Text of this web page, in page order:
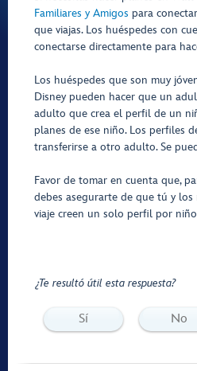
Familiares y Amigos para
que viajas. Los huéspedes con
conectarse directamente para
Los huéspedes que son muy
Disney pueden hacer que un
adulto que crea el perfil de un
planes de ese niño. Los perfiles
transferirse a otro adulto. Se
Favor de tomar en cuenta que,
debes asegurarte de que tú y
viaje creen un solo perfil por
¿Te resultó útil esta respuesta?
Sí No